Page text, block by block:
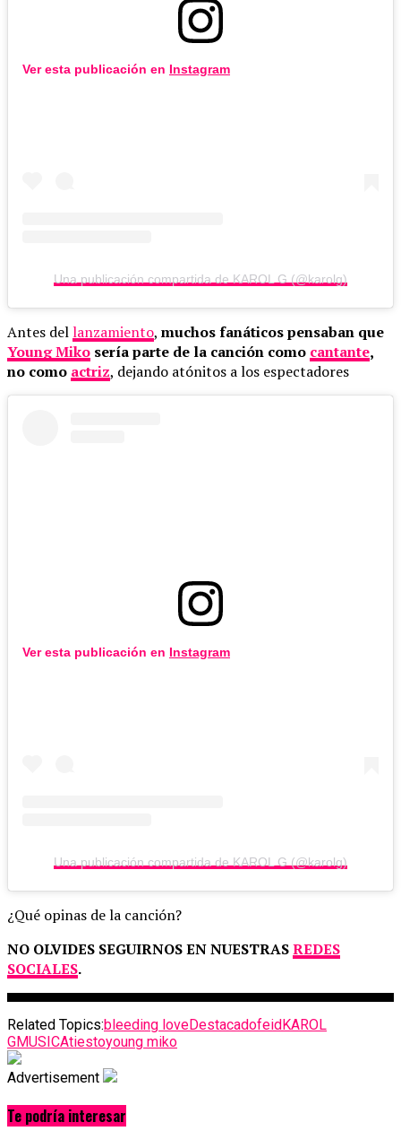
Ver esta publicación en Instagram
Una publicación compartida de KAROL G (@karolg)
Antes dellanzamiento, muchos fanáticos pensaban que
Young Miko sería parte de la canción como cantante,
no como actriz, dejando atónitos a los espectadores
Ver esta publicación en Instagram
Una publicación compartida de KAROL G (@karolg)
¿Qué opinas de la canción?
NO OLVIDES SEGUIRNOS EN NUESTRASREDES
SOCIALES.
Related Topics:bleeding loveDestacadofeidKAROL
GMUSICAtiestoyoung miko
Advertisement
Te podría interesar